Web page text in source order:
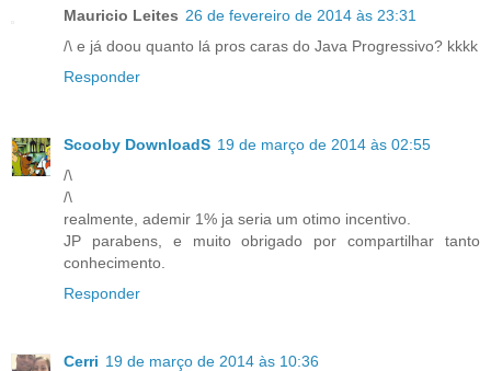
Mauricio Leites 26 de fevereiro de 2014 às 23:31
/\ e já doou quanto lá pros caras do Java Progressivo? kkkk
Responder
Scooby DownloadS 19 de março de 2014 às 02:55
/\
/\
realmente, ademir 1% ja seria um otimo incentivo.
JP parabens, e muito obrigado por compartilhar tanto
conhecimento.
Responder
Cerri 19 de março de 2014 às 10:36